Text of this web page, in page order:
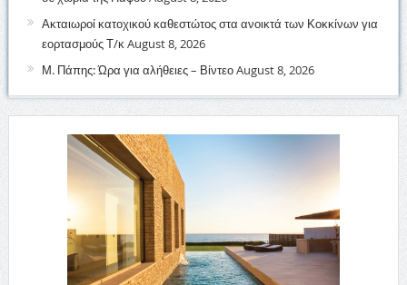
Ακταιωροί κατοχικού καθεστώτος στα ανοικτά των Κοκκίνων για
εορτασμούς Τ/κAugust 8, 2026
Μ. Πάπης: Ώρα για αλήθειες – ΒίντεοAugust 8, 2026